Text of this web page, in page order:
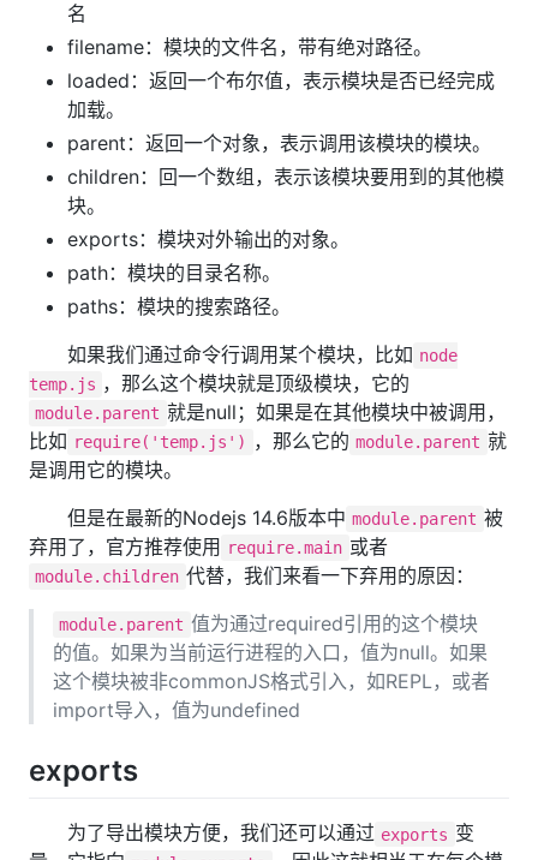
名
filename：模块的文件名，带有绝对路径。
loaded：返回一个布尔值，表示模块是否已经完成
加载。
parent：返回一个对象，表示调用该模块的模块。
children：回一个数组，表示该模块要用到的其他模
块。
exports：模块对外输出的对象。
path：模块的目录名称。
paths：模块的搜索路径。
如果我们通过命令行调用某个模块，比如 node
temp.js ，那么这个模块就是顶级模块，它的
module.parent 就是null；如果是在其他模块中被调用，
比如 require('temp.js') ，那么它的 module.parent 就
是调用它的模块。
但是在最新的Nodejs 14.6版本中 module.parent 被
弃用了，官方推荐使用
require.main 或者
module.children 代替，我们来看一下弃用的原因：
module.parent 值为通过required引用的这个模块
的值。如果为当前运行进程的入口，值为null。如果
这个模块被非commonJS格式引入，如REPL，或者
import导入，值为undefined
exports
为了导出模块方便，我们还可以通过 exports 变